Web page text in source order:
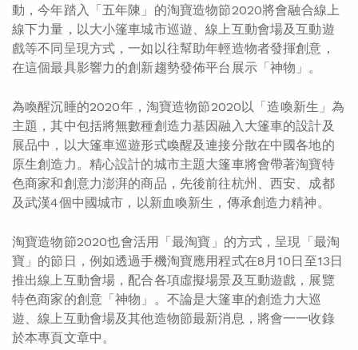
動，今年踏入「五年陳」的淘寶造物節2020將會融合線上
線下力量，以大小篷車城市巡遊、線上互動會場及互動遊
戲等不同呈現方式，一如以往幫助年輕造物者發揮創意，
在這個最具影響力的創新趨勢發佈平台展示「神物」。
為喚醒沉睡的2020年，淘寶造物節2020以「造喚新生」為
主題，其中包括將無數種創造力基因融入大篷車的設計及
展品中，以大篷車巡遊形式喚醒及連接分散在中國各地的
原生創造力。精心設計的城市主題大篷車將會帶著淘寶特
色商家和創意力澎湃的商品，先後前往杭州、西安、成都
及武漢4個中國城市，以新血喚新生，傳承創造力精神。
淘寶造物節2020也會活用「最淘寶」的方式，呈現「最淘
寶」的節日，例如透過手機淘寶應用程式在8月10日至13日
推出線上互動會場，配合各項虛擬場景及互動遊戲，展覽
特色商家的創意「神物」。不論是大篷車的創造力大巡
遊、線上互動會場及其他造物節最新消息，將會一一收錄
於本專頁文章中。